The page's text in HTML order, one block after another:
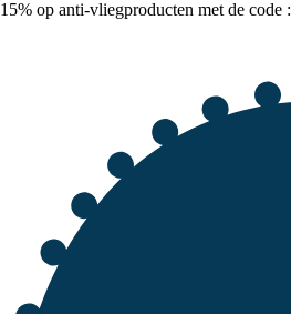
15% op anti-vliegproducten met de code :